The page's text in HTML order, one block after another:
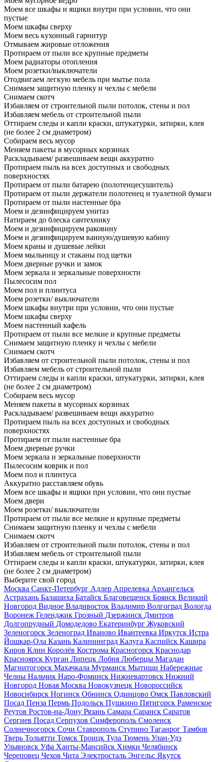
Моем все шкафы и ящики внутри при условии, что они
пустые
Моем шкафы сверху
Моем весь кухонный гарнитур
Отмываем жировые отложения
Протираем от пыли все крупные предметы
Моем радиаторы отопления
Моем розетки/выключатели
Отодвигаем легкую мебель при мытье пола
Снимаем защитную пленку и чехлы с мебели
Снимаем скотч
Избавляем от строительной пыли потолок, стены и пол
Избавляем мебель от строительной пыли
Оттираем следы и капли краски, штукатурки, затирки, клея
(не более 2 см диаметром)
Собираем весь мусор
Меняем пакеты в мусорных корзинах
Раскладываем/ развешиваем вещи аккуратно
Протираем пыль на всех доступных и свободных
поверхностях
Протираем от пыли батарею (полотенцесушитель)
Протираем от пыли держатели полотенец и туалетной бумаги
Протираем от пыли настенные бра
Моем и дезинфицируем унитаз
Натираем до блеска сантехнику
Моем и дезинфицируем раковину
Моем и дезинфицируем ванную/душевую кабину
Моем краны и душевые лейки
Моем мыльницу и стаканы под щетки
Моем дверные ручки и замок
Моем зеркала и зеркальные поверхности
Пылесосим пол
Моем пол и плинтуса
Моем розетки/ выключатели
Моем шкафы внутри при условии, что они пустые
Моем шкафы сверху
Моем настенный кафель
Протираем от пыли все мелкие и крупные предметы
Снимаем защитную пленку и чехлы с мебели
Снимаем скотч
Избавляем от строительной пыли потолок, стены и пол
Избавляем мебель от строительной пыли
Оттираем следы и капли краски, штукатурки, затирки, клея
(не более 2 см диаметром)
Собираем весь мусор
Меняем пакеты в мусорных корзинах
Раскладываем/ развешиваем вещи аккуратно
Протираем пыль на всех доступных и свободных
поверхностях
Протираем от пыли настенные бра
Моем дверные ручки
Моем зеркала и зеркальные поверхности
Пылесосим коврик и пол
Моем пол и плинтуса
Аккуратно расставляем обувь
Моем все шкафы и ящики при условии, что они пустые
Моем двери
Моем розетки/ выключатели
Протираем от пыли все мелкие и крупные предметы
Снимаем защитную пленку и чехлы с мебели
Снимаем скотч
Избавляем от строительной пыли потолок, стены и пол
Избавляем мебель от строительной пыли
Оттираем следы и капли краски, штукатурки, затирки, клея
(не более 2 см диаметром)
Выберите свой город
Москва Санкт-Петербург Адлер Апрелевка Архангельск
Астрахань Балашиха Батайск Благовещенск Брянск Великий
Новгород Видное Владивосток Владимир Волгоград Вологда
Воронеж Геленджик Грозный Дзержинск Дмитров
Долгопрудный Домодедово Екатеринбург Жуковский
Зеленогорск Зеленоград Иваново Ивантеевка Иркутск Истра
Йошкар-Ола Казань Калининград Калуга Каспийск Кашира
Киров Клин Королёв Кострома Красногорск Краснодар
Красноярск Курган Липецк Лобня Люберцы Магадан
Магнитогорск Махачкала Мурманск Мытищи Набережные
Челны Нальчик Наро-Фоминск Нижневартовск Нижний
Новгород Новая Москва Новокузнецк Новороссийск
Новосибирск Ногинск Обнинск Одинцово Омск Павловский
Посад Пенза Пермь Подольск Пушкино Пятигорск Раменское
Реутов Ростов-на-Дону Рязань Самара Саранск Саратов
Сергиев Посад Серпухов Симферополь Смоленск
Солнечногорск Сочи Ставрополь Ступино Таганрог Тамбов
Тверь Тольятти Томск Троицк Тула Тюмень Улан-Удэ
Ульяновск Уфа Ханты-Мансийск Химки Челябинск
Череповец Чехов Чита Электросталь Энгельс Якутск